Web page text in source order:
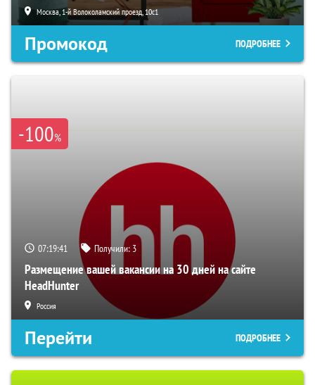
Москва, 1-й Волоколамский проезд, 10с1
Промокод ПОДРОБНЕЕ
-100%
07:19:40 Получили: 3
Размещение вашей вакансии на 30 дней на сайте
HeadHunter
Россия
Перейти ПОДРОБНЕЕ